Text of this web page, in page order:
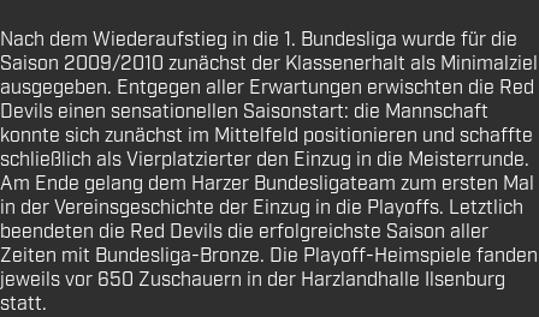
Nach dem Wiederaufstieg in die 1. Bundesliga wurde für die
Saison 2009/2010 zunächst der Klassenerhalt als Minimalziel
ausgegeben. Entgegen aller Erwartungen erwischten die Red
Devils einen sensationellen Saisonstart: die Mannschaft
konnte sich zunächst im Mittelfeld positionieren und schaffte
schließlich als Vierplatzierter den Einzug in die Meisterrunde.
Am Ende gelang dem Harzer Bundesligateam zum ersten Mal
in der Vereinsgeschichte der Einzug in die Playoffs. Letztlich
beendeten die Red Devils die erfolgreichste Saison aller
Zeiten mit Bundesliga-Bronze. Die Playoff-Heimspiele fanden
jeweils vor 650 Zuschauern in der Harzlandhalle Ilsenburg
statt.